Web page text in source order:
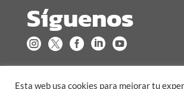
Síguenos
    
Esta web usa cookies para mejorar tu